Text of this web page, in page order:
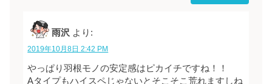
雨沢 より:
2019年10月8日 2:42 PM
やっぱり羽根モノの安定感はピカイチですね！！
Aタイプもハイスペじゃないとそこそこ荒れますしね